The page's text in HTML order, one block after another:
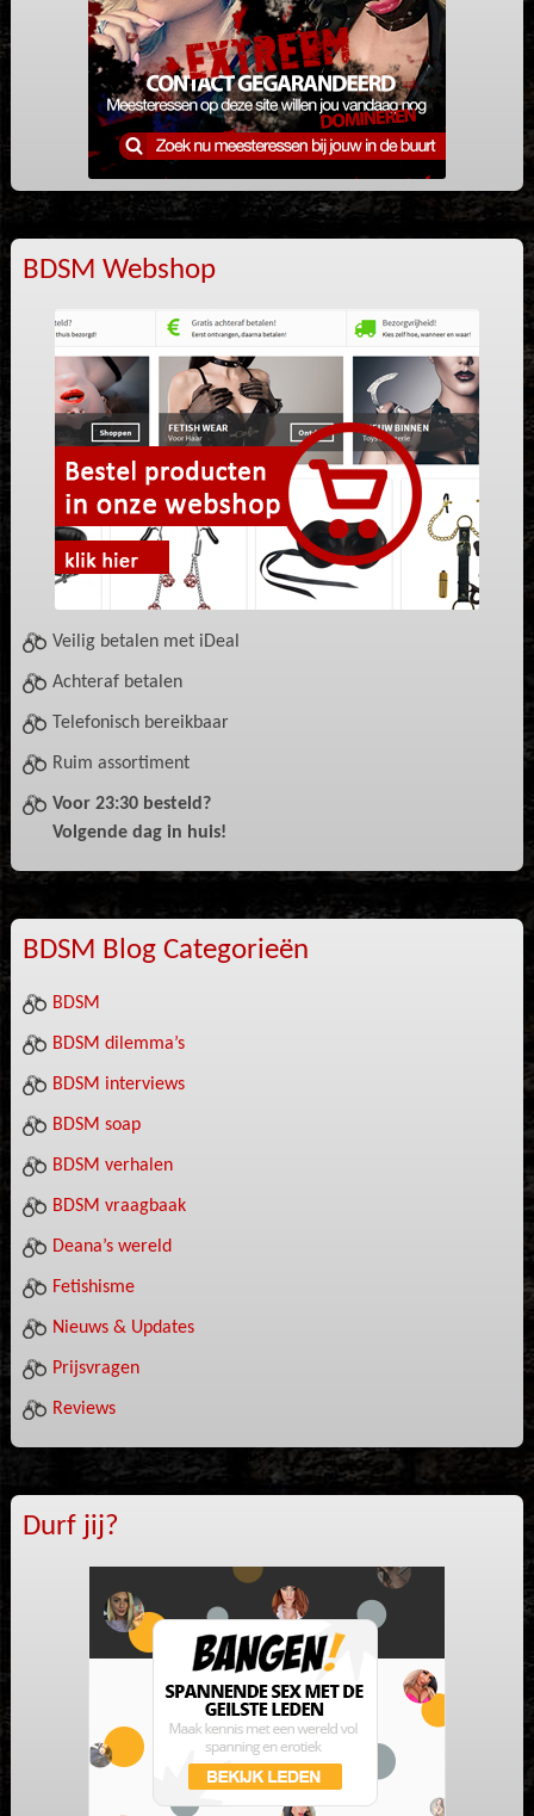
BDSM Webshop
Veilig betalen met iDeal
Achteraf betalen
Telefonisch bereikbaar
Ruim assortiment
Voor 23:30 besteld?
Volgende dag in huis!
BDSM Blog Categorieën
BDSM
BDSM dilemma’s
BDSM interviews
BDSM soap
BDSM verhalen
BDSM vraagbaak
Deana’s wereld
Fetishisme
Nieuws & Updates
Prijsvragen
Reviews
Durf jij?